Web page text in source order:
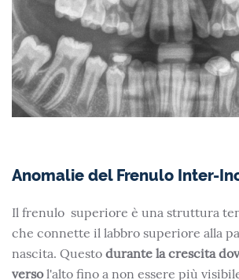
Anomalie del Frenulo Inter-
Il frenulo superiore è una struttura
che connette il labbro superiore alla
nascita. Questo durante la crescita
versol'alto fino a non essere più